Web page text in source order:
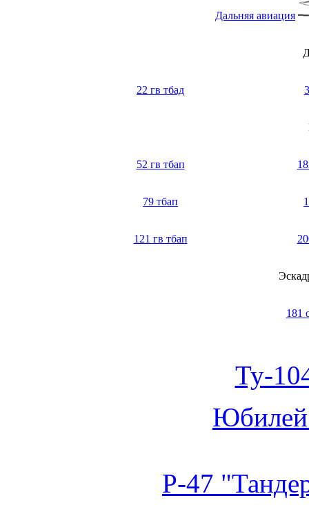
Дальняя авиация
22 гв тбад
52 гв тбап
79 тбап
121 гв тбап
181
Ту-
Юбилей
Р-47